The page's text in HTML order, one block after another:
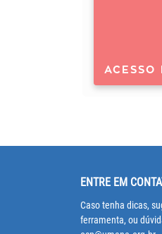
ACESSO
ENTRE EM
Caso tenha dicas,
ferramenta, ou